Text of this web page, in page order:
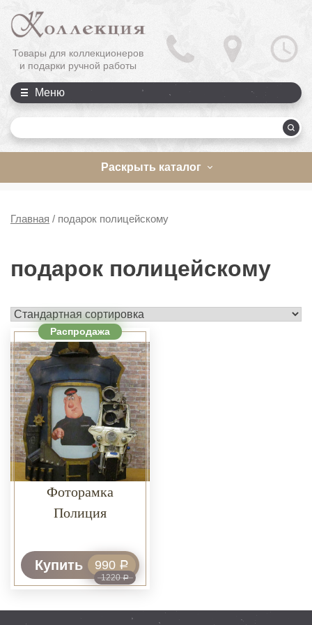
Товары для коллекционеров
и подарки ручной работы
Меню
Раскрыть каталог
Главная / подарок полицейскому
подарок полицейскому
Распродажа
Фоторамка
Полиция
Купить
1220Р
990 Р